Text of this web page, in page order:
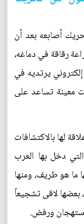
أصابعه بعد أن
رقاقة في دماغه،
يرتديه في
معينة تساعد على
لها بالاكتشافات
دخل بها العرب
ما هو طريف، ومنها
بعضها لاقى تشجيعاً
ورفض.